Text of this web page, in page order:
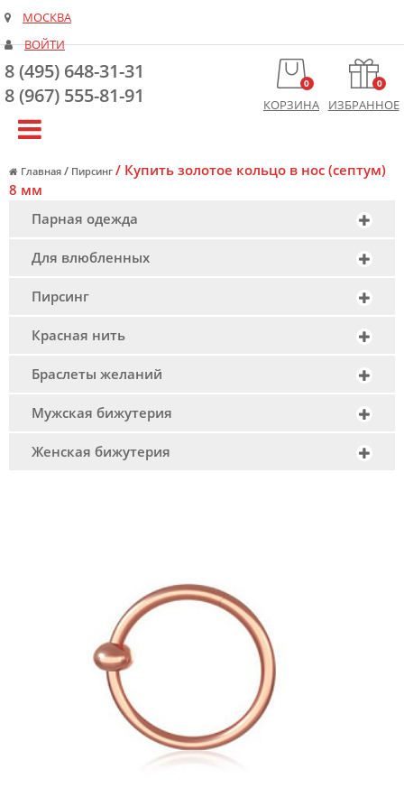
МОСКВА
ВОЙТИ
8 (495) 648-31-31
8 (967) 555-81-91
0
КОРЗИНА
0
ИЗБРАННОЕ
Главная / Пирсинг / Купить золотое кольцо в нос (септум)
8 мм
Парная одежда
Для влюбленных
Пирсинг
Красная нить
Браслеты желаний
Мужская бижутерия
Женская бижутерия